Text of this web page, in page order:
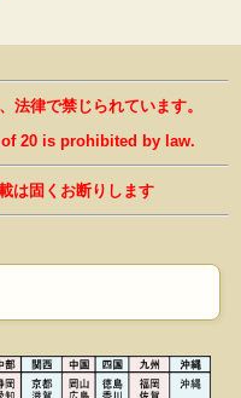
法律で禁じられています。
20 is prohibited by law.
は固くお断りします